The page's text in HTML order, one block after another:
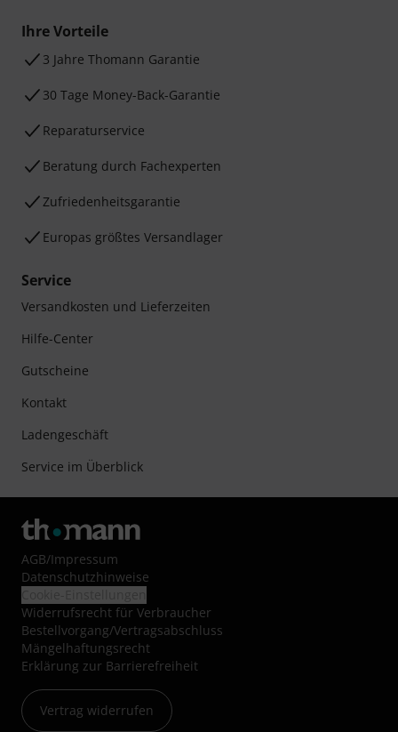
Ihre Vorteile
3 Jahre Thomann Garantie
30 Tage Money-Back-Garantie
Reparaturservice
Beratung durch Fachexperten
Zufriedenheitsgarantie
Europas größtes Versandlager
Service
Versandkosten und Lieferzeiten
Hilfe-Center
Gutscheine
Kontakt
Ladengeschäft
Service im Überblick
AGB/Impressum
Datenschutzhinweise
Widerrufsrecht für Verbraucher
Bestellvorgang/Vertragsabschluss
Mängelhaftungsrecht
Erklärung zur Barrierefreiheit
Vertrag widerrufen